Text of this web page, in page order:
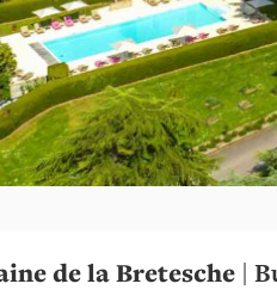
de la Bretesche |